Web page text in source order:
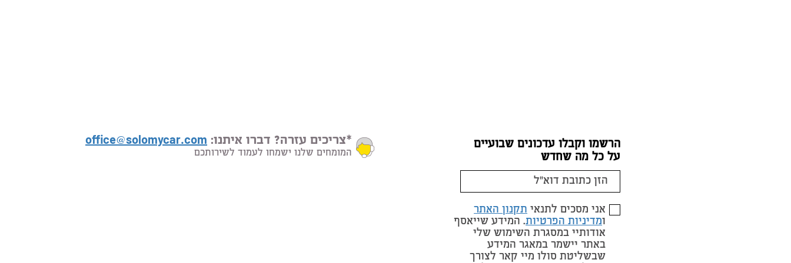
הרשמו וקבלו עדכונים שבועיים
על כל מה שחדש
אני מסכים לתנאי תקנון האתר
ומדיניות הפרטיות. המידע שייאסף
אודותיי במסגרת השימוש שלי
באתר יישמר במאגר המידע
שבשליטת סולו מיי קאר לצורך
*צריכים עזרה? דברו איתנו: office@solomycar.com
המומחים שלנו ישמחו לעמוד לשירותכם